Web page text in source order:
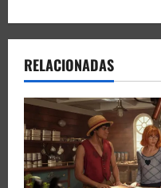
RELACIONADAS